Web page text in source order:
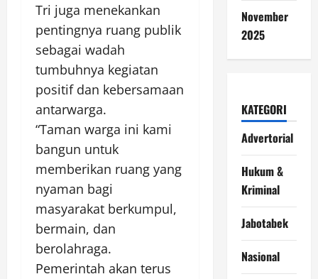
Tri juga menekankan
pentingnya ruang publik
sebagai wadah
tumbuhnya kegiatan
positif dan kebersamaan
antarwarga.
“Taman warga ini kami
bangun untuk
memberikan ruang yang
nyaman bagi
masyarakat berkumpul,
bermain, dan
berolahraga.
Pemerintah akan terus
November
2025
KATEGORI
Advertorial
Hukum &
Kriminal
Jabotabek
Nasional